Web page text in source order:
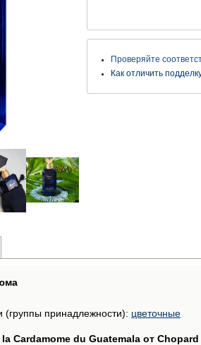
Проверяйте
Как отличить
принадлежности): цветочные
Cardamome du Guatemala от Chopard